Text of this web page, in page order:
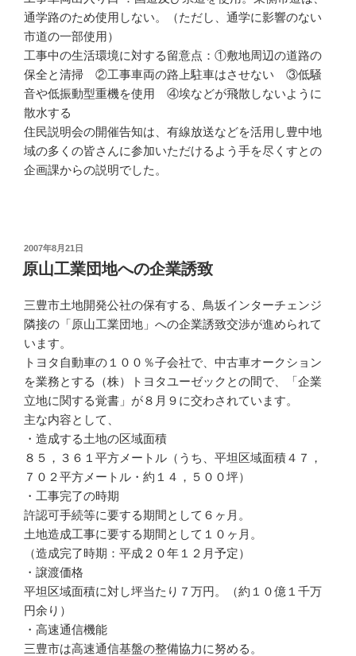
通学路のため使用しない。（ただし、通学に影響のない
市道の一部使用）
工事中の生活環境に対する留意点：①敷地周辺の道路の
保全と清掃 ②工事車両の路上駐車はさせない ③低騒
音や低振動型重機を使用 ④埃などが飛散しないように
散水する
住民説明会の開催告知は、有線放送などを活用し豊中地
域の多くの皆さんに参加いただけるよう手を尽くすとの
企画課からの説明でした。
投
稿
日:
2007年8月21日
原山工業団地への企業誘致
三豊市土地開発公社の保有する、鳥坂インターチェンジ
隣接の「原山工業団地」への企業誘致交渉が進められて
います。
トヨタ自動車の１００％子会社で、中古車オークション
を業務とする（株）トヨタユーゼックとの間で、「企業
立地に関する覚書」が８月９に交わされています。
主な内容として、
・造成する土地の区域面積
８５，３６１平方メートル（うち、平坦区域面積４７，
７０２平方メートル・約１４，５００坪）
・工事完了の時期
許認可手続等に要する期間として６ヶ月。
土地造成工事に要する期間として１０ヶ月。
（造成完了時期：平成２０年１２月予定）
・譲渡価格
平坦区域面積に対し坪当たり７万円。（約１０億１千万
円余り）
・高速通信機能
三豊市は高速通信基盤の整備協力に努める。